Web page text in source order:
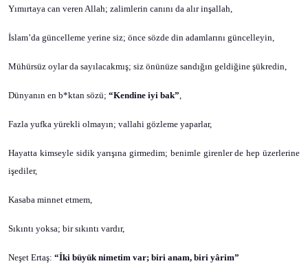
Yımırtaya can veren Allah; zalimlerin canını da alır inşallah,
İslam’da güncelleme yerine siz; önce sözde din adamlarını güncelleyin,
Mühürsüz oylar da sayılacakmış; siz önünüze sandığın geldiğine şükredin,
Dünyanın en b*ktan sözü; “Kendine iyi bak”,
Fazla yufka yürekli olmayın; vallahi gözleme yaparlar,
Hayatta kimseyle sidik yarışına girmedim; benimle girenler de hep üzerlerine
işediler,
Kasaba minnet etmem,
Sıkıntı yoksa; bir sıkıntı vardır,
Neşet Ertaş: “İki büyük nimetim var; biri anam, biri yârim”